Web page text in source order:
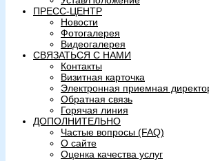
ПРЕСС-ЦЕНТР
Новости
Фотогалерея
Видеогалерея
СВЯЗАТЬСЯ С НАМИ
Контакты
Визитная карточка
Электронная приемная
Обратная связь
Горячая линия
ДОПОЛНИТЕЛЬНО
Частые вопросы (FAQ)
О сайте
Оценка качества услуг